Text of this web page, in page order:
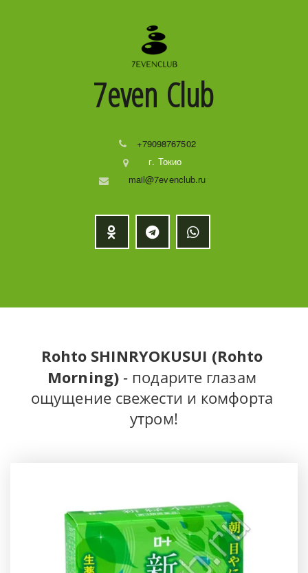
7even Club
+79098767502
г. Токио
mail@7evenclub.ru
Rohto SHINRYOKUSUI (Rohto
Morning) - подарите глазам
ощущение свежести и комфорта
утром!